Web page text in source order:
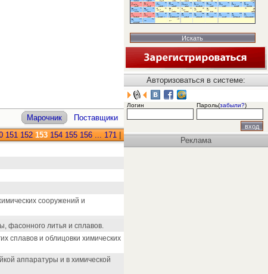
Марочник
Поставщики
151 152 153 154 155 156 ... 171
сооружений и
фасонного литья и сплавов.
сплавов и облицовки химических
аппаратуры и в химической
Авторизоваться в системе:
Логин Пароль(забыли?)
Реклама